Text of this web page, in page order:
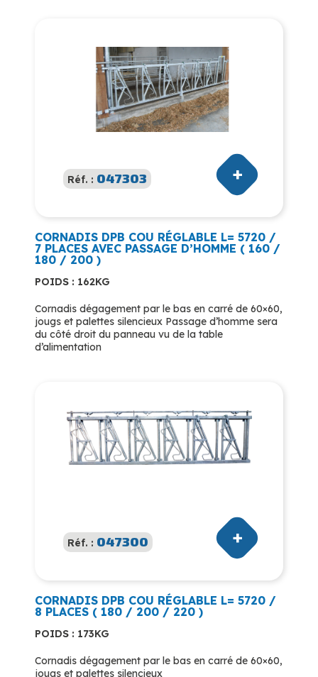
Réf. : 047303
CORNADIS DPB COU RÉGLABLE L= 5720 /
7 PLACES AVEC PASSAGE D’HOMME ( 160 /
180 / 200 )
POIDS : 162KG
Cornadis dégagement par le bas en carré de 60×60,
jougs et palettes silencieux Passage d’homme sera
du côté droit du panneau vu de la table
d’alimentation
Réf. : 047300
CORNADIS DPB COU RÉGLABLE L= 5720 /
8 PLACES ( 180 / 200 / 220 )
POIDS : 173KG
Cornadis dégagement par le bas en carré de 60×60,
jougs et palettes silencieux